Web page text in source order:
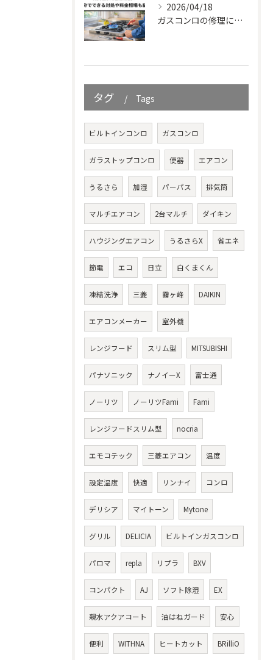
2026/04/18
ガスコンロの修理に関する基礎知識と故障症状を徹底解説！自分でできる対処や料金相場も紹介
タグ Tags
ビルトインコンロ ガスコンロ
ガラストップコンロ 便器 エアコン
うるさら 加湿 パーパス 排気筒
マルチエアコン 2台マルチ ダイキン
ハウジングエアコン うるさらX 省エネ
節電 エコ 日立 白くまくん
凍結洗浄 三菱 霧ヶ峰 DAIKIN
エアコンメーカー 室外機
レンジフード スリム型 MITSUBISHI
パナソニック ナノイーX 富士通
ノーリツ ノーリツFami Fami
レンジフードスリム型 nocria
エモコテック 三菱エアコン 温度
設定温度 快適 リンナイ コンロ
デリシア マイトーン Mytone
グリル DELICIA ビルトインガスコンロ
パロマ repla リプラ BXV
コンパクト AJ ソフト除湿 EX
親水アクアコート 油はねガード 安心
便利 WITHNA ヒートカット BRilliO